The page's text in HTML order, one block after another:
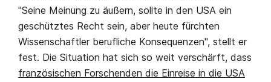
"Seine Meinung zu äußern, sollte in den USA ein
geschütztes Recht sein, aber heute fürchten
Wissenschaftler berufliche Konsequenzen", stellt er
fest. Die Situation hat sich so weit verschärft, dass
französischen Forschenden die Einreise in die USA